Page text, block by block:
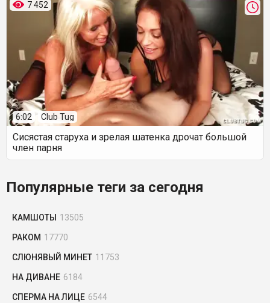
7 452
6:02 Club Tug
Сисястая старуха и зрелая шатенка дрочат большой
член парня
Популярные теги за сегодня
КАМШОТЫ 13505
РАКОМ 17770
СЛЮНЯВЫЙ МИНЕТ 11753
НА ДИВАНЕ 6184
СПЕРМА НА ЛИЦЕ 6544